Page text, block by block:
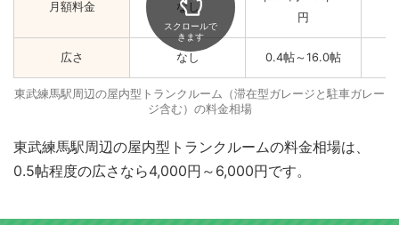
月額料金 なし
円
広さ なし 0.4帖～16.0帖
スクロールで
きます
東武練馬駅周辺の屋内型トランクルーム（滞在型ガレージと駐車ガレー
ジ含む）の料金相場
東武練馬駅周辺の屋内型トランクルームの料金相場は、
0.5帖程度の広さなら4,000円～6,000円です。